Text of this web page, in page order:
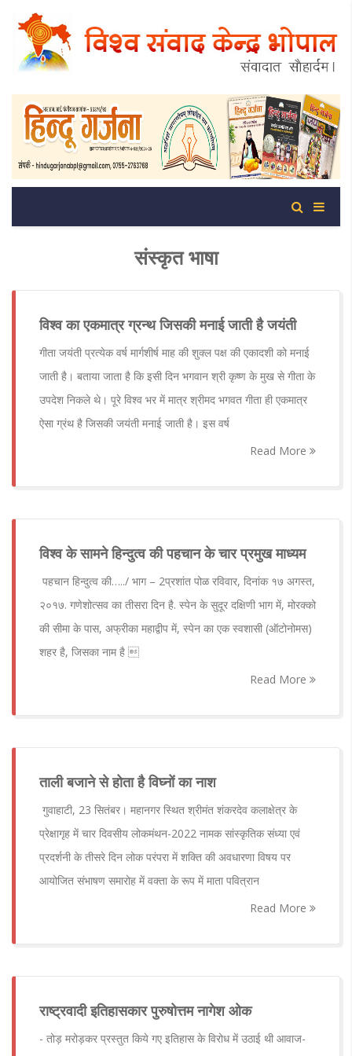
संस्कृत भाषा
विश्व का एकमात्र ग्रन्थ जिसकी मनाई जाती है जयंती
गीता जयंती प्रत्येक वर्ष मार्गशीर्ष माह की शुक्ल पक्ष की एकादशी को मनाई
जाती है। बताया जाता है कि इसी दिन भगवान श्री कृष्ण के मुख से गीता के
उपदेश निकले थे। पूरे विश्व भर में मात्र श्रीमद भगवत गीता ही एकमात्र
ऐसा ग्रंथ है जिसकी जयंती मनाई जाती है। इस वर्ष
Read More
विश्व के सामने हिन्दुत्व की पहचान के चार प्रमुख माध्यम
पहचान हिन्दुत्व की…../ भाग – 2प्रशांत पोळ रविवार, दिनांक १७ अगस्त,
२०१७. गणेशोत्सव का तीसरा दिन है. स्पेन के सुदूर दक्षिणी भाग में, मोरक्को
की सीमा के पास, अफ्रीका महाद्वीप में, स्पेन का एक स्वशासी (ऑटोनोमस)
शहर है, जिसका नाम है 
Read More
ताली बजाने से होता है विघ्नों का नाश
गुवाहाटी, 23 सितंबर। महानगर स्थित श्रीमंत शंकरदेव कलाक्षेत्र के
प्रेक्षागृह में चार दिवसीय लोकमंथन-2022 नामक सांस्कृतिक संध्या एवं
प्रदर्शनी के तीसरे दिन लोक परंपरा में शक्ति की अवधारणा विषय पर
आयोजित संभाषण समारोह में वक्ता के रूप में माता पवित्रान
Read More
राष्ट्रवादी इतिहासकार पुरुषोत्तम नागेश ओक
- तोड़ मरोड़कर प्रस्तुत किये गए इतिहास के विरोध में उठाई थी आवाज-